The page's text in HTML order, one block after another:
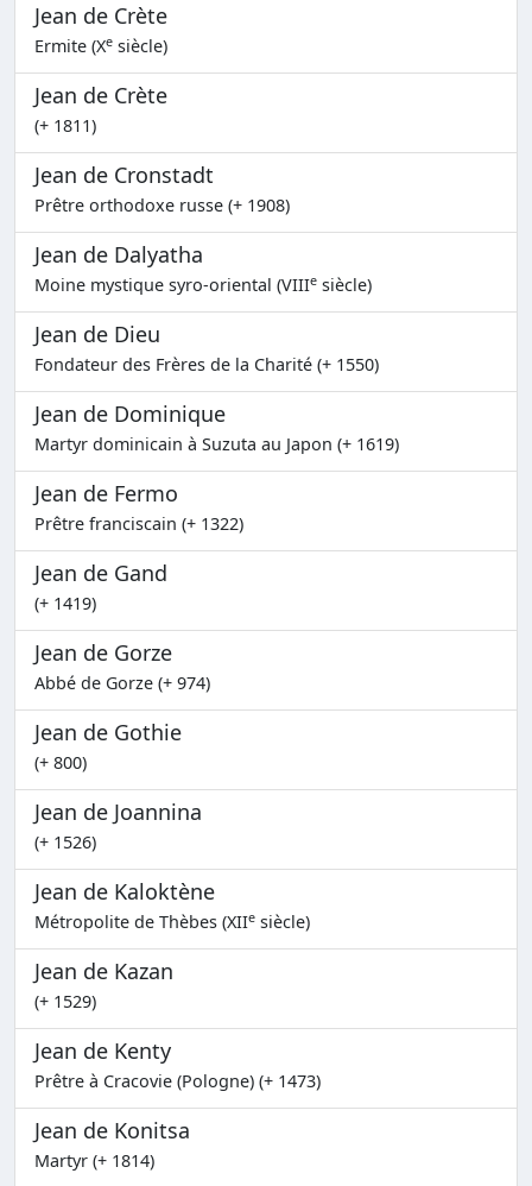
Jean de Crète
Ermite (Xe siècle)
Jean de Crète
(+ 1811)
Jean de Cronstadt
Prêtre orthodoxe russe (+ 1908)
Jean de Dalyatha
Moine mystique syro-oriental (VIIIe siècle)
Jean de Dieu
Fondateur des Frères de la Charité (+ 1550)
Jean de Dominique
Martyr dominicain à Suzuta au Japon (+ 1619)
Jean de Fermo
Prêtre franciscain (+ 1322)
Jean de Gand
(+ 1419)
Jean de Gorze
Abbé de Gorze (+ 974)
Jean de Gothie
(+ 800)
Jean de Joannina
(+ 1526)
Jean de Kaloktène
Métropolite de Thèbes (XIIe siècle)
Jean de Kazan
(+ 1529)
Jean de Kenty
Prêtre à Cracovie (Pologne) (+ 1473)
Jean de Konitsa
Martyr (+ 1814)